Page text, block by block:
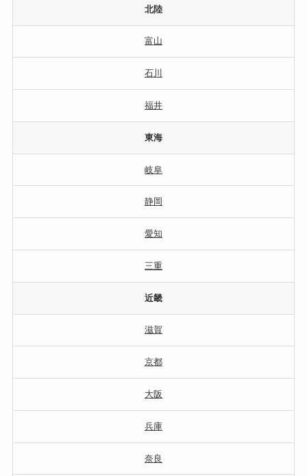
北陸
富山
石川
福井
東海
岐阜
静岡
愛知
三重
近畿
滋賀
京都
大阪
兵庫
奈良